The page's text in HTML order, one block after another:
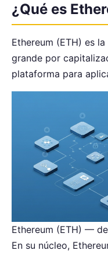
¿Qué es
Ethereum (ETH) es
grande por
plataforma para
Ethereum (ETH) —
En su núcleo,